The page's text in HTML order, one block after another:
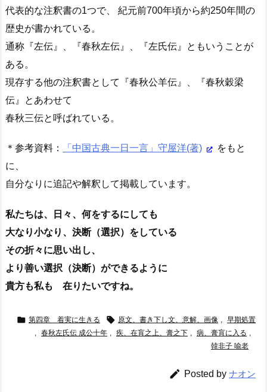
代表的な注釈書の1つで、 紀元前700年頃から約250年間の
歴史が書かれている。
通称『左伝』、『春秋左伝』、『左氏伝』ともいうことが
ある。
現存する他の注釈書として『春秋公羊伝』、『春秋穀梁
伝』とあわせて
春秋三伝と呼ばれている。
＊参考資料： 「中国古典一日一言」守屋洋(著)
をもと
に、
自分なりに追記や解釈して掲載しています。
私たちは、日々、何をするにしても
大なり小なり、決断（選択）をしている
その折々に思い出し、
より善い選択（決断）ができるように
貴方も私も 在りたいですね。
 第四章 着実に生きる  原文、書き下し文、意解、画像 , 早期処置
, 春秋左氏伝 成公十年 , 疾、在肓之上、膏之下 , 病、膏肓に入る ,
韓非子 喻老
 Posted by ナオン